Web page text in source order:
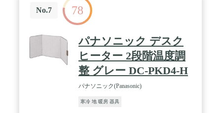
ん。 / ・無補充…電気で発熱させて部屋の空気を暖
めるので、燃料を補充する必要がありません。
No.7 78
パナソニック デスク
ヒーター 2段階温度調
整 グレー DC-PKD4-H
パナソニック(Panasonic)
寒冷 地 暖房 器具